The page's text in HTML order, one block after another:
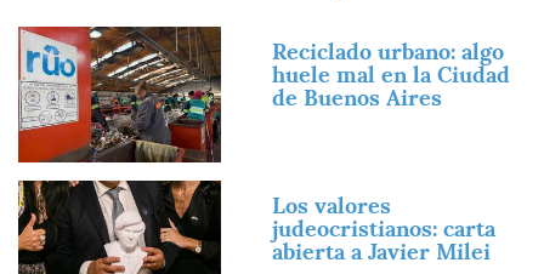
Imagen
Reciclado urbano: algo
huele mal en la Ciudad
de Buenos Aires
Imagen
Los valores
judeocristianos: carta
abierta a Javier Milei